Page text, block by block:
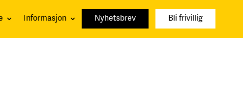
Informasjon Nyhetsbrev Bli frivillig